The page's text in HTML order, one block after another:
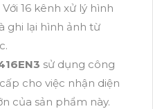
16 kênh xử lý hình
ghi lại hình ảnh từ
sử dụng công
cho việc nhận diện
của sản phẩm này.